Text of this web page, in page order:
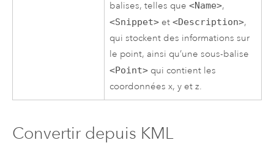
balises, telles que<Name>,
<Snippet> et<Description>,
qui stockent des informations sur
le point, ainsi qu’une sous-balise
<Point> qui contient les
coordonnées x, y et z.
Convertir depuis KML